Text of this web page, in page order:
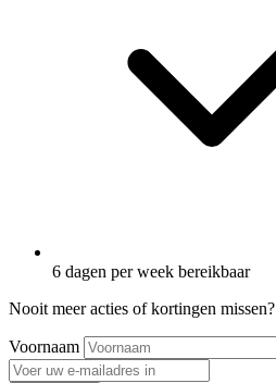
6 dagen per week bereikbaar
Nooit meer acties of kortingen missen?
Voornaam